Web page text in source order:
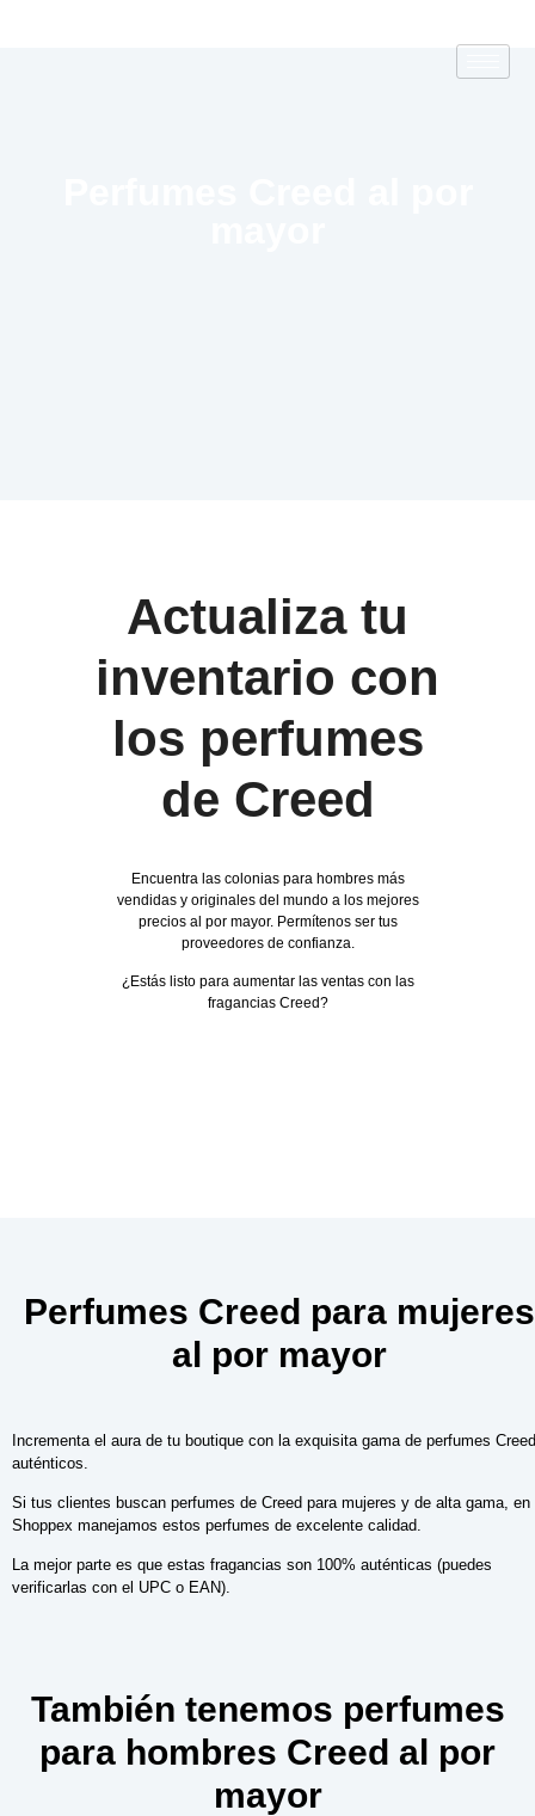
Actualiza tu
inventario con
los perfumes
de Creed
Encuentra las colonias para hombres más
vendidas y originales del mundo a los mejores
precios al por mayor. Permítenos ser tus
proveedores de confianza.
¿Estás listo para aumentar las ventas con las
fragancias Creed?
Perfumes Creed para mujeres
al por mayor
Incrementa el aura de tu boutique con la exquisita gama de perfumes Creed
auténticos.
Si tus clientes buscan perfumes de Creed para mujeres y de alta gama, en
Shoppex manejamos estos perfumes de excelente calidad.
La mejor parte es que estas fragancias son 100% auténticas (puedes
verificarlas con el UPC o EAN).
También tenemos perfumes
para hombres Creed al por
mayor